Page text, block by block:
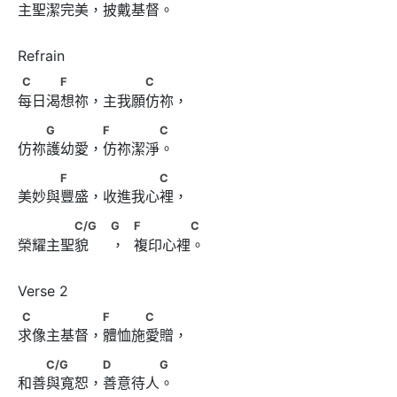
主聖潔完美，披戴基督。
C　　　F　　 　　　C
C F C
每日渴想祢，主我願仿祢，
G　　　 F　　　　C
G F C
仿祢護幼愛，仿祢潔淨。
F　　 　　　　C
F C
美妙與豐盛，收進我心裡，
C/G
G             F　　　　C
C/G G F C
榮耀主聖貌     ，  複印心裡。
C　　　　　 F　　　C
C F C
求像主基督，體恤施愛贈，
C/G　　　 D　　　　G
C/G D G
和善與寬恕，善意待人。